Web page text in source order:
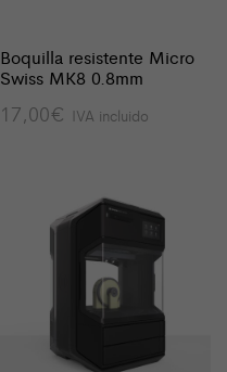
Boquilla resistente Micro
Swiss MK8 0.8mm
17,00€ IVA incluido